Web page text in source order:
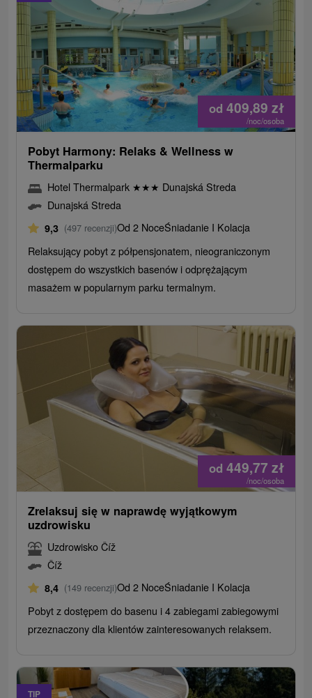
od 409,89 zł
/noc/osoba
Pobyt Harmony: Relaks & Wellness w
Thermalparku
Hotel Thermalpark ★★★ Dunajská Streda
Dunajská Streda
9,3 (497 recenzji)Od 2 NoceŚniadanie I Kolacja
Relaksujący pobyt z półpensjonatem, nieograniczonym
dostępem do wszystkich basenów i odprężającym
masażem w popularnym parku termalnym.
od 449,77 zł
/noc/osoba
Zrelaksuj się w naprawdę wyjątkowym
uzdrowisku
Uzdrowisko Číž
Číž
8,4 (149 recenzji)Od 2 NoceŚniadanie I Kolacja
Pobyt z dostępem do basenu i 4 zabiegami zabiegowymi
przeznaczony dla klientów zainteresowanych relaksem.
TIP